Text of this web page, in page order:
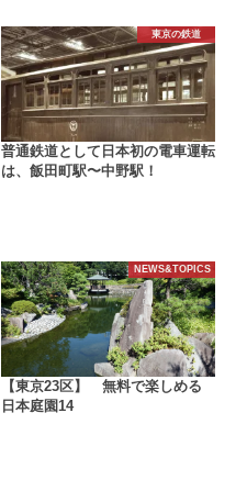
東京の鉄道
普通鉄道として日本初の電車運転
は、飯田町駅〜中野駅！
NEWS&TOPICS
【東京23区】 無料で楽しめる
日本庭園14